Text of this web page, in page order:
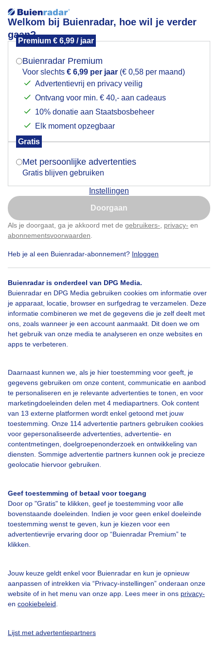
Welkom bij Buienradar, hoe wil je verder
gaan?
Premium € 6,99 / jaar
Buienradar Premium
Voor slechts € 6,99 per jaar (€ 0,58 per maand)
Advertentievrij en privacy veilig
Ontvang voor min. € 40,- aan cadeaus
10% donatie aan Staatsbosbeheer
Elk moment opzegbaar
Gratis
Met persoonlijke advertenties
Gratis blijven gebruiken
Instellingen
Doorgaan
Als je doorgaat, ga je akkoord met de gebruikers- privacy- en
abonnementsvoorwaarden
Heb je al een Buienradar-abonnement? Inloggen
Buienradar is onderdeel van DPG Media.
Buienradar en DPG Media gebruiken cookies om informatie over
je apparaat, locatie, browser en surfgedrag te verzamelen. Deze
informatie combineren we met de gegevens die je zelf deelt met
ons, zoals wanneer je een account aanmaakt. Dit doen we om
het gebruik van onze media te analyseren en onze websites en
apps te verbeteren.
Daarnaast kunnen we, als je hier toestemming voor geeft, je
gegevens gebruiken om onze content, communicatie en aanbod
te personaliseren en je relevante advertenties te tonen, en voor
marketingdoeleinden delen met 4 mediapartners. Ook content
van 13 externe platformen wordt enkel getoond met jouw
toestemming. Onze 114 advertentie partners gebruiken cookies
voor gepersonaliseerde advertenties, advertentie- en
contentmetingen, doelgroepenonderzoek en ontwikkeling van
diensten. Sommige advertentie partners kunnen ook je precieze
geolocatie hiervoor gebruiken.
Geef toestemming of betaal voor toegang
Door op "Gratis" te klikken, geef je toestemming voor alle
bovenstaande doeleinden. Indien je voor geen enkel doeleinde
toestemming wenst te geven, kun je kiezen voor een
advertentievrije ervaring door op “Buienradar Premium” te
klikken.
Jouw keuze geldt enkel voor Buienradar en kun je opnieuw
aanpassen of intrekken via “Privacy-instellingen” onderaan onze
website of in het menu van onze app. Lees meer in ons privacy-
en cookiebeleid
Lijst met advertentiepartners
Duindoorn in de Slufter!
Door: Frans Alderse Baas
Bekijk slideshow
Een moment geduld aub...
Over Buienradar
Contact
Toegankelijkheid
Gebruikersvoorwaarden
Buienradar Team
Privacy beleid
Cookie beleid
Gratis weerdata
Mogen we je locatie gebruiken voor het
Indien je hier nog geen akkoord op hebt gegeven,
verschijnt er zo een pop-up uit je browser waarin
Is goed, toon de popup
Nu niet, misschien later
Klik hierom dit aan te passen